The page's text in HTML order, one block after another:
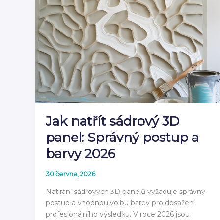
čeho
jsou
vyrobeny
v
roce
2026
Jak natřít sádrový 3D
panel: Správný postup a
barvy 2026
30 června, 2026
Natírání sádrových 3D panelů vyžaduje správný
postup a vhodnou volbu barev pro dosažení
profesionálního výsledku. V roce 2026 jsou